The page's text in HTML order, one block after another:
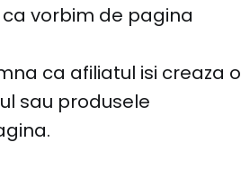
vorbim de pagina
ca afiliatul isi creaza o
sau produsele